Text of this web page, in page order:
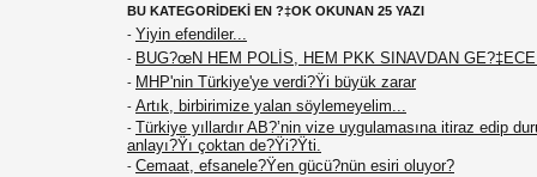
BU KATEGORİDEKİ EN ?‡OK OKUNAN 25 YAZI
- Yiyin efendiler...
- BUG?œN HEM POLİS, HEM PKK SINAVDAN
- MHP'nin Türkiye'ye verdi?Ÿi büyük zarar
- Artık, birbirimize yalan söylemeyelim...
- Türkiye yıllardır AB?’nin vize uygulamasına itiraz edip
anlayı?Ÿı çoktan de?Ÿi?Ÿti.
- Cemaat, efsanele?Ÿen gücü?nün esiri oluyor?